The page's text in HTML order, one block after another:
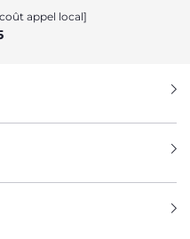
appel local]